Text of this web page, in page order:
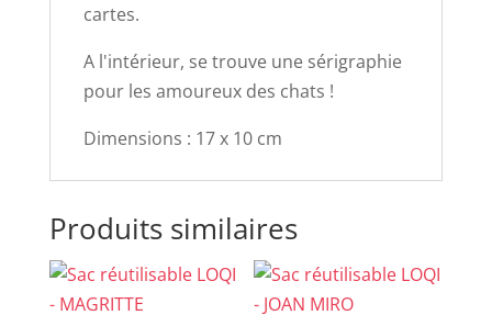
cartes.
A l'intérieur, se trouve une sérigraphie
pour les amoureux des chats !
Dimensions : 17 x 10 cm
Produits similaires